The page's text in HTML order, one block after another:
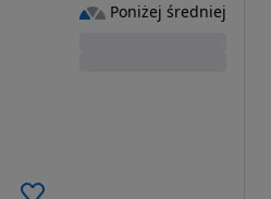
Poniżej średniej